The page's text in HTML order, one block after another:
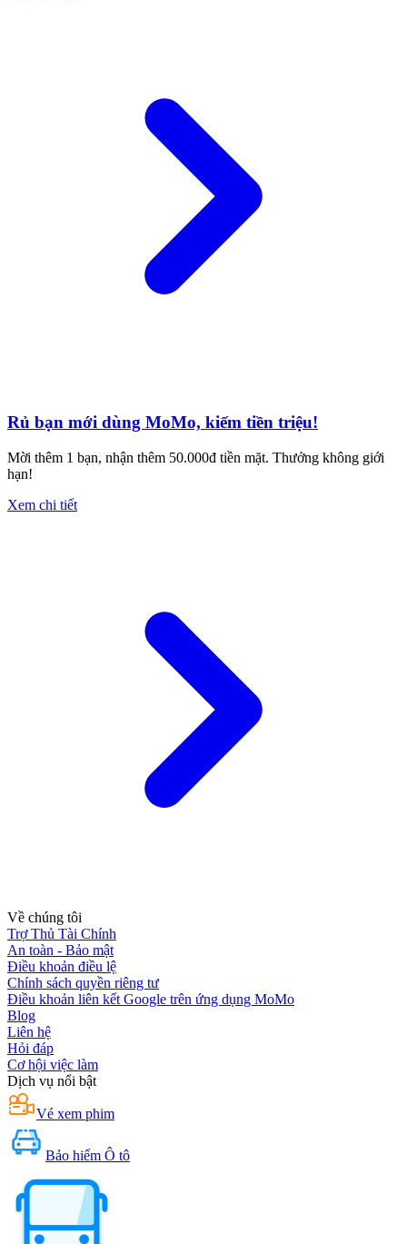
Rủ bạn mới dùng MoMo, kiếm tiền triệu!
Mời thêm 1 bạn, nhận thêm 50.000đ tiền mặt. Thưởng không giới
hạn!
Xem chi tiết
Về chúng tôi
Trợ Thủ Tài Chính
An toàn - Bảo mật
Điều khoản điều lệ
Chính sách quyền riêng tư
Điều khoản liên kết Google trên ứng dụng MoMo
Blog
Liên hệ
Hỏi đáp
Cơ hội việc làm
Dịch vụ nổi bật
Vé xem phim
Bảo hiểm Ô tô